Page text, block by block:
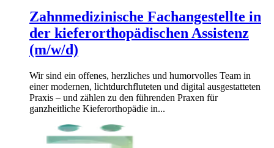
Zahnmedizinische Fachangestellte in
der kieferorthopädischen Assistenz
(m/w/d)
Wir sind ein offenes, herzliches und humorvolles Team in
einer modernen, lichtdurchfluteten und digital ausgestatteten
Praxis – und zählen zu den führenden Praxen für
ganzheitliche Kieferorthopädie in...